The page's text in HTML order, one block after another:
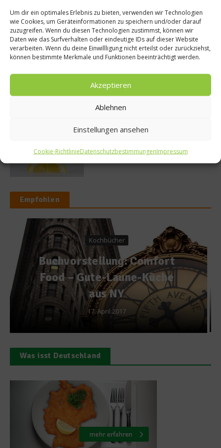
Um dir ein optimales Erlebnis zu bieten, verwenden wir Technologien
wie Cookies, um Geräteinformationen zu speichern und/oder darauf
zuzugreifen. Wenn du diesen Technologien zustimmst, können wir
Daten wie das Surfverhalten oder eindeutige IDs auf dieser Website
verarbeiten. Wenn du deine Einwillligung nicht erteilst oder zurückziehst,
können bestimmte Merkmale und Funktionen beeinträchtigt werden.
Akzeptieren
Ablehnen
Einstellungen ansehen
Cookie-RichtlinieDatenschutzbestimmungenImpressum
So bildet sich eine krosse
Schweinebratenkruste
Beachcomber – Alles über das Restaurant
Heinz Beck im Forte Village Resort
Was ist der Unterschied zwischen Limonen
Empfohlen
Rezepte
Rezept:
Mascarponesüßspeise –
Tiramisu
13. September 2013
Was isst Deutschland